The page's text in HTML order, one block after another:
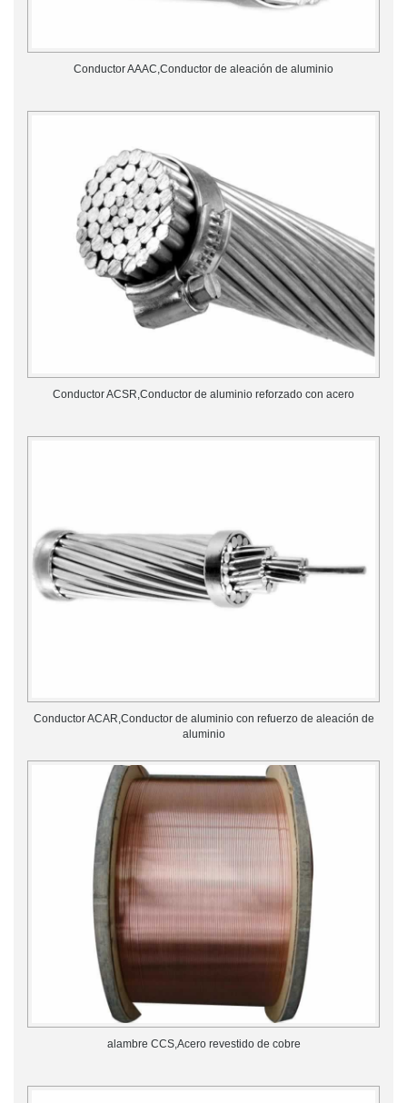
Conductor AAAC,Conductor de aleación de aluminio
Conductor ACSR,Conductor de aluminio reforzado con acero
Conductor ACAR,Conductor de aluminio con refuerzo de aleación de
aluminio
alambre CCS,Acero revestido de cobre